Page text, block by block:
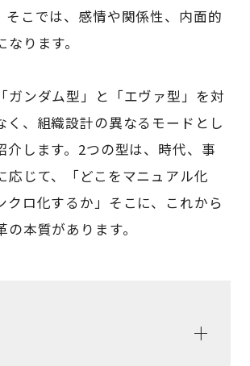
そこでは、感情や関係性、内面的
ります。
ガンダム型」と「エヴァ型」を対
く、組織設計の異なるモードとし
介します。2つの型は、時代、事
応じて、「どこをマニュアル化
クロ化するか」そこに、これから
本質があります。